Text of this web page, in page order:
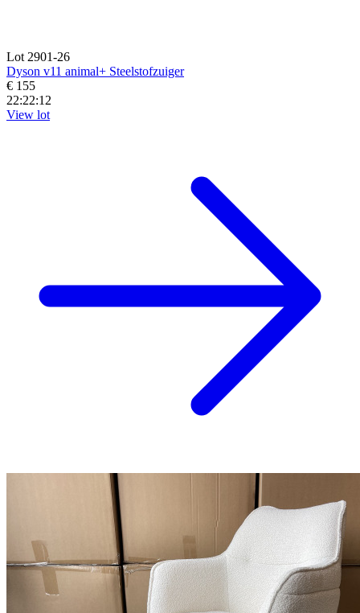
Lot 2901-26
Dyson v11 animal+ Steelstofzuiger
€ 155
22:22:11
View lot